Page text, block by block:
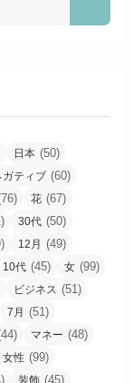
日本 (50)
ガティブ (60)
花 (67)
30代 (50)
12月 (49)
10代 (45) 女 (99)
ビジネス (51)
7月 (51)
マネー (48)
女性 (99)
装飾 (45)